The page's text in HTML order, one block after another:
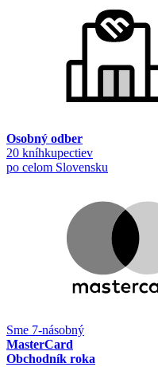
Osobný odber
20 kníhkupectiev
po celom Slovensku
Sme 7-násobný
MasterCard
Obchodník roka